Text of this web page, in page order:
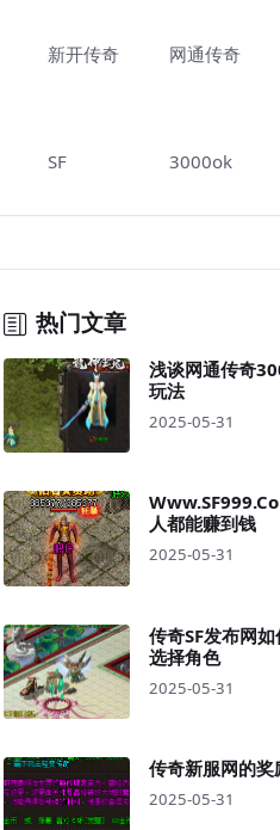
新开传奇
SF
网通传奇
3000ok
热门文章
浅谈网通传奇
玩法
2025-05-31
人都能赚到钱
2025-05-31
传奇SF发布网
选择角色
2025-05-31
传奇新服网的
2025-05-31